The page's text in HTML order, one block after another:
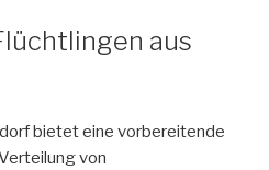
aus
bietet eine vorbereitende
von